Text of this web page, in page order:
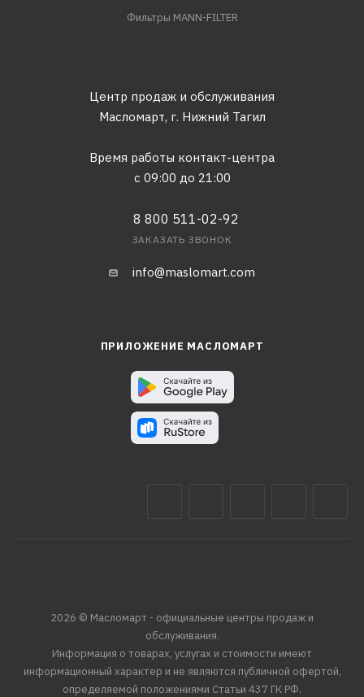
Фильтры MANN-FILTER
Центр продаж и обслуживания
Масломарт, г. Нижний Тагил
Время работы контакт-центра
с 09:00 до 21:00
8 800 511-02-92
ЗАКАЗАТЬ ЗВОНОК
info@maslomart.com
ПРИЛОЖЕНИЕ МАСЛОМАРТ
2026 © Масломарт - официальные центры продаж и
обслуживания.
Информация о товарах, услугах и стоимости имеют
информационный характер и не являются публичной офертой,
определяемой положениями Статьи 437 ГК РФ.